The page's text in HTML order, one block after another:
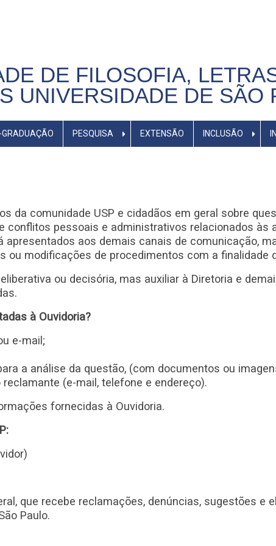
DE FILOSOFIA,
UNIVERSIDADE DE SÃO
GRADUAÇÃO PESQUISA EXTENSÃO INCLUSÃO
da comunidade USP e cidadãos em geral sobre
conflitos pessoais e administrativos relacionados às
aos demais canais de comunicação,
ou modificações de procedimentos com a finalidade
ou decisória, mas auxiliar à Diretoria e
à Ouvidoria?
e-mail;
a análise da questão, (com documentos ou
(e-mail, telefone e endereço).
fornecidas à Ouvidoria.
que recebe reclamações, denúncias, sugestões e
Paulo.